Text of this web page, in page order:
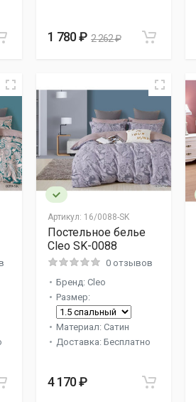
1 780 ₽ 2 262 ₽
Артикул: 16/0088-SK
Постельное белье
Cleo SK-0088
0 отзывов
Бренд: Cleo
Размер:
Материал: Сатин
Доставка: Бесплатно
4 170 ₽